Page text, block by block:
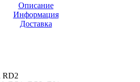
Описание
Информация
Доставка
RD2